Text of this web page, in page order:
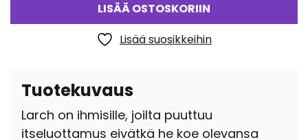
LISÄÄ OSTOSKORIIN
Lisää suosikkeihin
Tuotekuvaus
Larch on ihmisille, joilta puuttuu
itseluottamus eivätkä he koe olevansa